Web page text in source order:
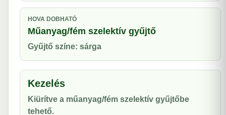
HOVA DOBHATÓ
Műanyag/fém szelektív gyűjtő
Gyűjtő színe: sárga
Kezelés
Kiürítve a műanyag/fém szelektív gyűjtőbe
tehető.